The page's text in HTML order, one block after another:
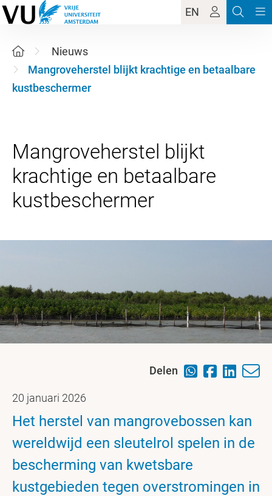
EN
Nieuws
Mangroveherstel blijkt krachtige en betaalbare
kustbeschermer
Mangroveherstel blijkt
krachtige en betaalbare
Delen
20 januari 2026
Het herstel van mangrovebossen kan
wereldwijd een sleutelrol spelen in de
bescherming van kwetsbare
kustgebieden tegen overstromingen in